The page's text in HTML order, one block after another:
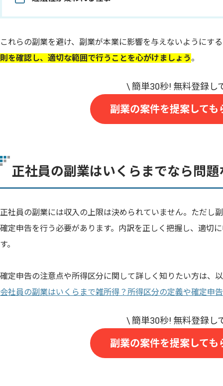
これらの副業を避け、副業が本業に影響を与えないようにす
則を確認し、適切な範囲で行うことを心がけましょう 。
副業の案件を提案しても
正社員の副業はいくらまでなら問題
正社員の副業には収入の上限は決められていません。ただし
確定申告を行う必要があります。内訳を正しく把握し、適切
す。
確定申告の注意点や所得区分に関して詳しく知りたい方は、
会社員の副業はいくらまで雑所得？所得区分の定義や確定申
副業の案件を提案しても